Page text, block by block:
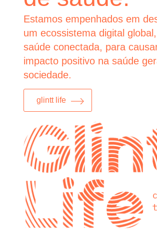
Estamos empenhados em
um ecossistema digital
saúde conectada, para
impacto positivo na saúde
sociedade.
glintt life